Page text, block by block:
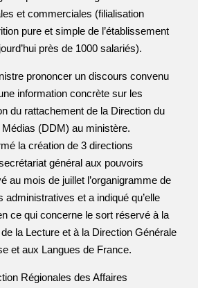
et commerciales (filialisation
pure et simple de l’établissement
près de 1000 salariés).
prononcer un discours convenu
information concrète sur les
du rattachement de la Direction du
(DDM) au ministère.
la création de 3 directions
général aux pouvoirs
au mois de juillet l’organigramme de
et a indiqué qu’elle
ce qui concerne le sort réservé à la
la Lecture et à la Direction Générale
et aux Langues de France.
Régionales des Affaires